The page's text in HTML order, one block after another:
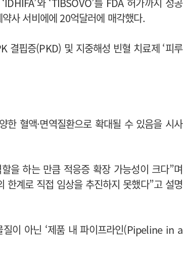
사 서비에에 20억달러에 매각했다.
결핍증(PKD) 및 지중해성 빈혈 치료제 ‘피루
혈액·면역질환으로 확대될 수 있음을 시사
을 하는 만큼 적응증 확장 가능성이 크다”며
한계로 직접 임상을 추진하지 못했다”고 설명
이 아닌 ‘제품 내 파이프라인(Pipeline in a